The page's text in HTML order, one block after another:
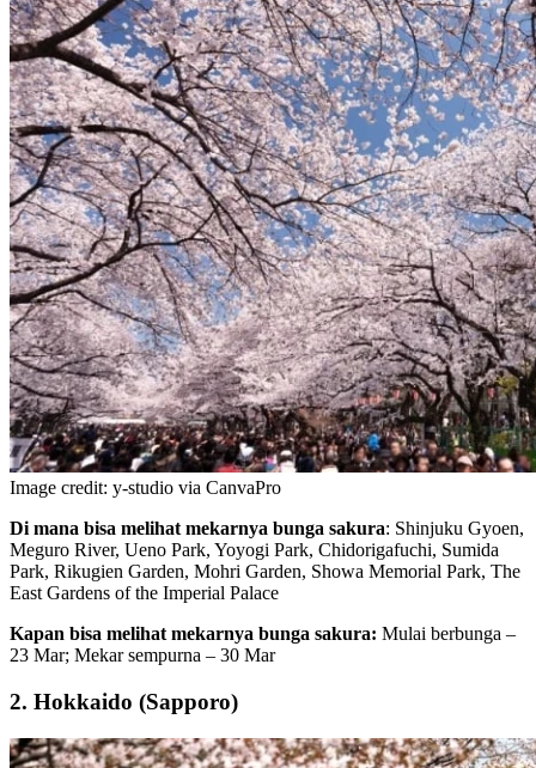
Image credit: y-studio via CanvaPro
Di mana bisa melihat mekarnya bunga sakura: Shinjuku Gyoen,
Meguro River, Ueno Park, Yoyogi Park, Chidorigafuchi, Sumida
Park, Rikugien Garden, Mohri Garden, Showa Memorial Park, The
East Gardens of the Imperial Palace
Kapan bisa melihat mekarnya bunga sakura: Mulai berbunga –
23 Mar; Mekar sempurna – 30 Mar
2. Hokkaido (Sapporo)